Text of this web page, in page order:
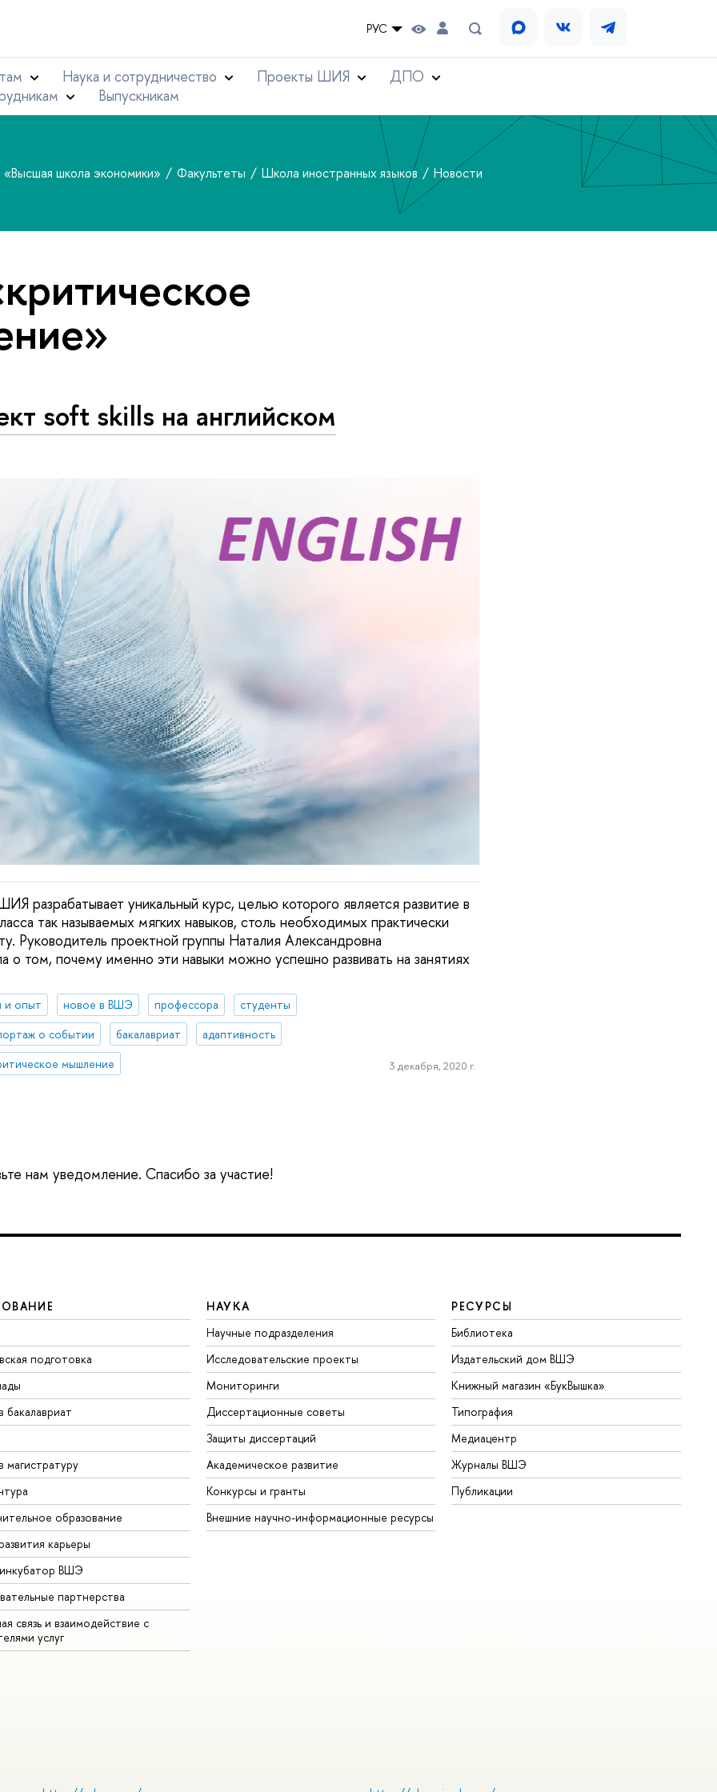
РУС
Наука и сотрудничество Проекты ШИЯ
ДПО
Выпускникам
«Высшая школа экономики» Факультеты Школа иностранных языков Новости
soft skills на английском
разрабатывает уникальный курс, целью которого является развитие в
так называемых мягких навыков, столь необходимых практически
Руководитель проектной группы Наталия Александровна
о том, почему именно эти навыки можно успешно развивать на занятиях
и опыт новое в ВШЭ профессора
студенты
о событии
бакалавриат
адаптивность
мышление
3 декабря, 2020 г.
нам уведомление. Спасибо за участие!
подготовка
бакалавриат
магистратуру
образование
карьеры
ВШЭ
партнерства
связь и взаимодействие с
услуг
НАУКА
Научные подразделения
Исследовательские проекты
Мониторинги
Диссертационные советы
Защиты диссертаций
Академическое развитие
Конкурсы и гранты
Внешние научно-информационные ресурсы
РЕСУРСЫ
Библиотека
Издательский дом ВШЭ
Книжный магазин «БукВышка»
Типография
Медиацентр
Журналы ВШЭ
Публикации